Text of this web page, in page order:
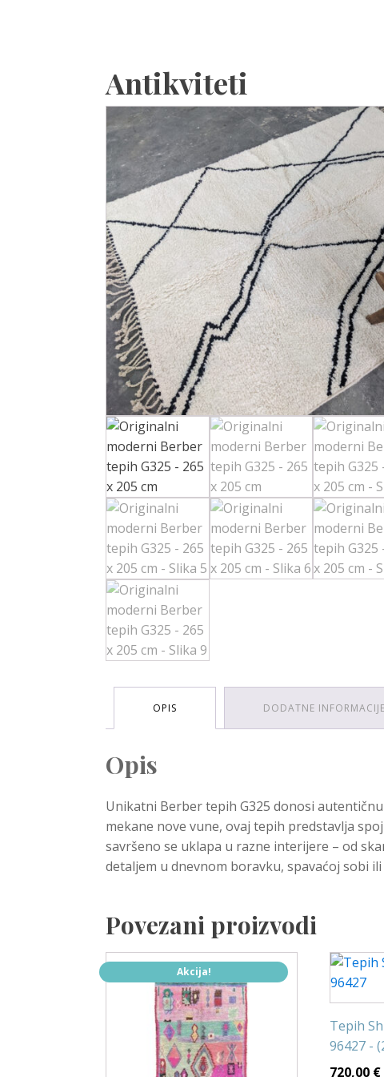
Antikviteti
OPIS DODATNE INFORMACIJE
Opis
Unikatni Berber tepih G325 donosi
mekane nove vune, ovaj tepih predstavlja
savršeno se uklapa u razne interijere – od
detaljem u dnevnom boravku, spavaćoj sobi
Povezani proizvodi
Akcija!
Tepih
96427 -
720,00 €